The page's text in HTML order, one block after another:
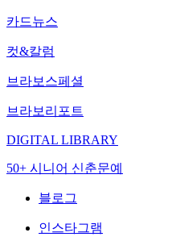
카드뉴스
컷&칼럼
브라보스페셜
브라보리포트
DIGITAL LIBRARY
50+ 시니어 신춘문예
블로그
인스타그램